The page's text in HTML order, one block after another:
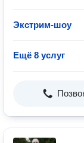
Экстрим-шоу
Ещё 8 услуг